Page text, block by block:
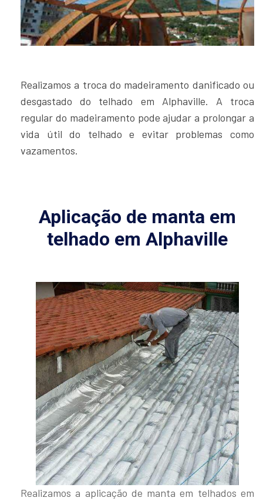
Realizamos a troca do madeiramento danificado ou
desgastado do telhado em Alphaville. A troca
regular do madeiramento pode ajudar a prolongar a
vida útil do telhado e evitar problemas como
vazamentos.
Aplicação de manta em
telhado em Alphaville
Realizamos a aplicação de manta em telhados em